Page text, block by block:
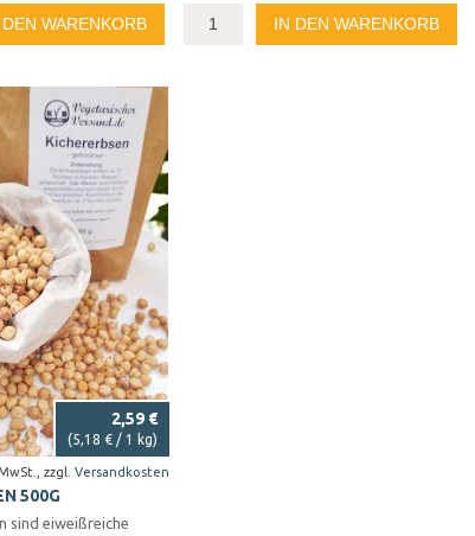
WARENKORB IN DEN WARENKORB
2,59 €
zzgl. Versandkosten
(5,18 € / 1 kg)
500G
sind eiweißreiche